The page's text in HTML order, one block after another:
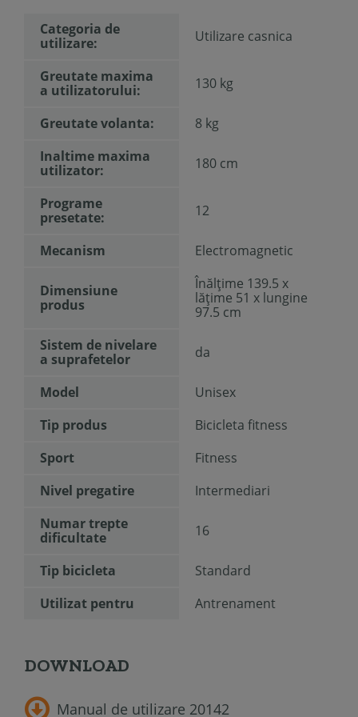
Categoria de
utilizare:
Utilizare casnica
Greutate maxima
a utilizatorului:
130 kg
Greutate volanta:
8 kg
Inaltime maxima
utilizator:
180 cm
Programe
presetate:
12
Mecanism Electromagnetic
Dimensiune
produs
Înălțime 139.5 x
lățime 51 x lungine
97.5 cm
Sistem de nivelare
a suprafetelor
da
Model
Unisex
Tip produs
Bicicleta fitness
Sport
Fitness
Nivel pregatire
Intermediari
Numar trepte
dificultate
16
Tip bicicleta
Standard
Utilizat pentru
Antrenament
DOWNLOAD
Manual de utilizare 20142